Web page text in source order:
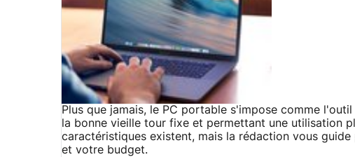
Plus que jamais, le PC portable s'impose comme
la bonne vieille tour fixe et permettant une utilisation
caractéristiques existent, mais la rédaction vous
et votre budget.